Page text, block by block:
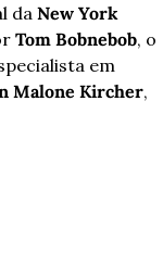
da New York
Tom Bobnebob, o
em
Malone Kircher,